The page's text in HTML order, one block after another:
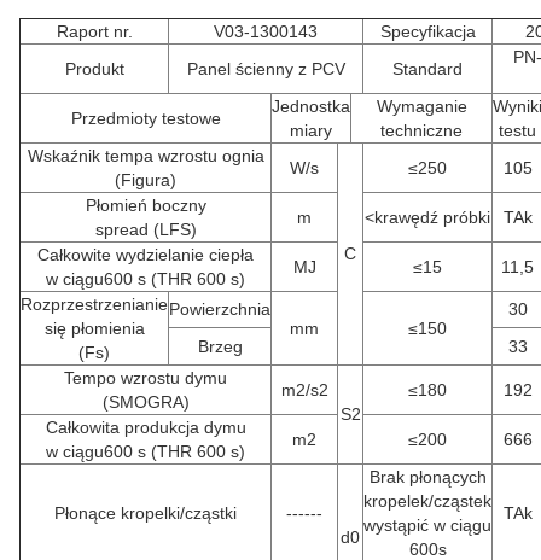
Raport nr. V03-1300143 Specyfikacja
Produkt
Panel ścienny z PCV Standard
Przedmioty testowe
Jednostka
miary
Wymaganie
techniczne
Wyniki
testu
Wskaźnik tempa wzrostu ognia
(Figura)
W/s
C
≤250
105
Płomień boczny
spread (LFS)
m <krawędź próbki
TAk
Całkowite wydzielanie ciepła
w ciągu600 s (THR 600 s)
MJ ≤15
11,5
Rozprzestrzenianie
się płomienia
(Fs)
Powierzchnia
mm
≤150
30
Brzeg
33
Tempo wzrostu dymu
(SMOGRA)
m2/s2
S2
≤180
192
Całkowita produkcja dymu
w ciągu600 s (THR 600 s)
m2 ≤200 666
Płonące kropelki/cząstki
------
d0
Brak płonących
kropelek/cząstek
wystąpić w ciągu
600s
TAk